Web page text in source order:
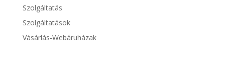
Szolgáltatás
Szolgáltatások
Vásárlás-Webáruházak